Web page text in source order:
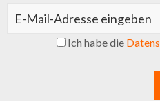
Ich habe die